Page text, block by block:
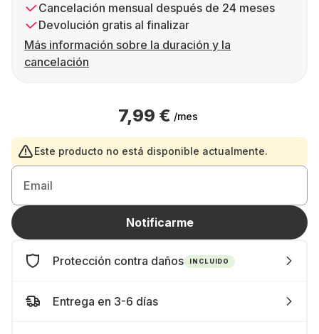
Cancelación mensual después de 24 meses
Devolución gratis al finalizar
Más información sobre la duración y la
cancelación
7,99 € /mes
Este producto no está disponible actualmente.
Email
Notificarme
Protección contra daños INCLUIDO
Entrega en 3-6 días